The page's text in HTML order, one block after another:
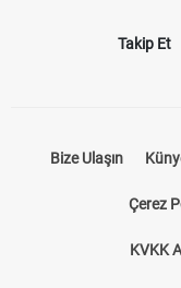
Takip Et
Bize Ulaşın
Çerez
KVKK